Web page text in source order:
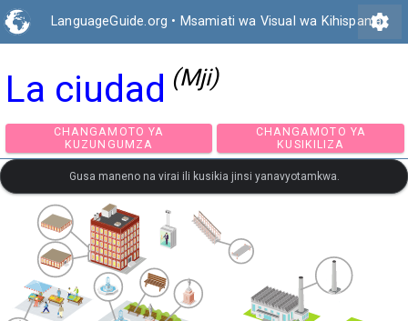
LanguageGuide.org • Msamiati wa Visual wa Kihispania
settings
La ciudad (Mji)
CHANGAMOTO YA
KUZUNGUMZA
CHANGAMOTO
KUSIKILIZA
Gusa maneno na virai ili kusikia jinsi yanavyotamkwa.